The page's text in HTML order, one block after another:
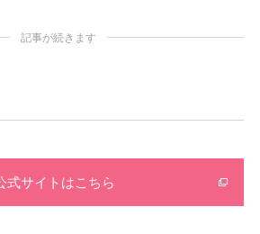
記事が続きます
式サイトはこちら